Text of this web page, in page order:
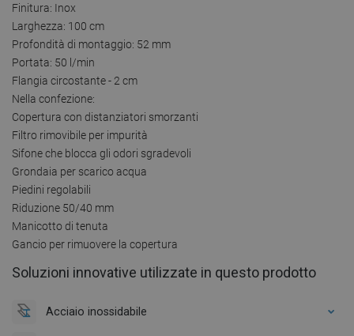
Finitura: Inox
Larghezza: 100 cm
Profondità di montaggio: 52 mm
Portata: 50 l/min
Flangia circostante - 2 cm
Nella confezione:
Copertura con distanziatori smorzanti
Filtro rimovibile per impurità
Sifone che blocca gli odori sgradevoli
Grondaia per scarico acqua
Piedini regolabili
Riduzione 50/40 mm
Manicotto di tenuta
Gancio per rimuovere la copertura
Soluzioni innovative utilizzate in questo prodotto
Acciaio inossidabile